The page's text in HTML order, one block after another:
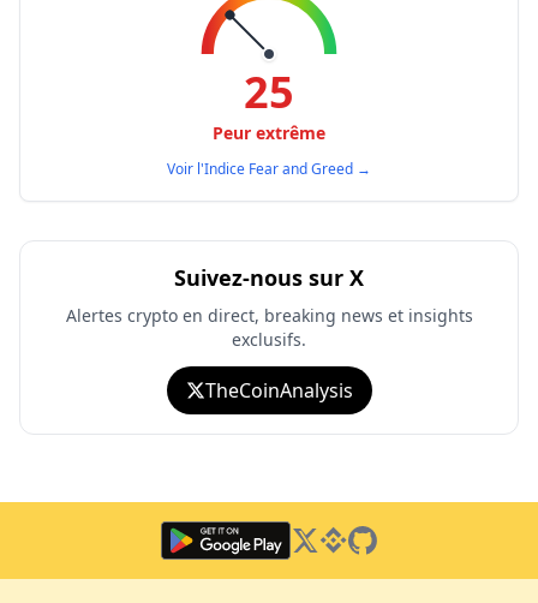
25
Peur extrême
Voir l'Indice Fear and Greed →
Suivez-nous sur X
Alertes crypto en direct, breaking news et insights
exclusifs.
TheCoinAnalysis
Twitter
Binance Square
GitHub